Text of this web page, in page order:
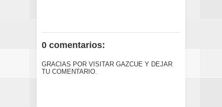
0 comentarios:
GRACIAS POR VISITAR GAZCUE Y DEJAR
TU COMENTARIO.